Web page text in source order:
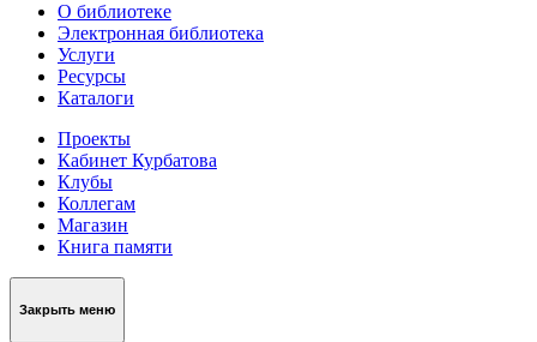
О библиотеке
Электронная библиотека
Услуги
Ресурсы
Каталоги
Проекты
Кабинет Курбатова
Клубы
Коллегам
Магазин
Книга памяти
Закрыть меню